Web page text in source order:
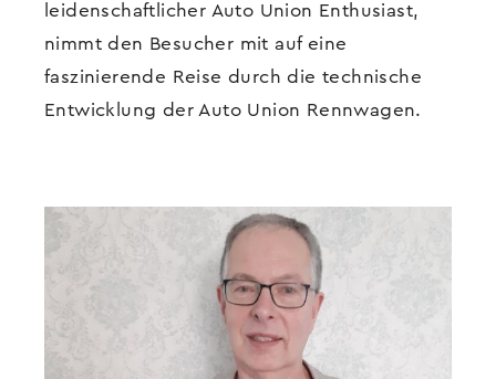
leidenschaftlicher Auto Union Enthusiast,
nimmt den Besucher mit auf eine
faszinierende Reise durch die technische
Entwicklung der Auto Union Rennwagen.